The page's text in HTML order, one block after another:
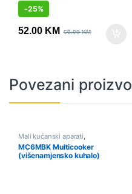
-25%
52.00 KM 69.00KM
Povezani
Mali kućanski aparati
Multicookeri, Sniženo
MC6MBK Multicooker
(višenamjensko kuhalo)